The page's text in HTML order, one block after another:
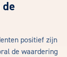
positief zijn
de waardering